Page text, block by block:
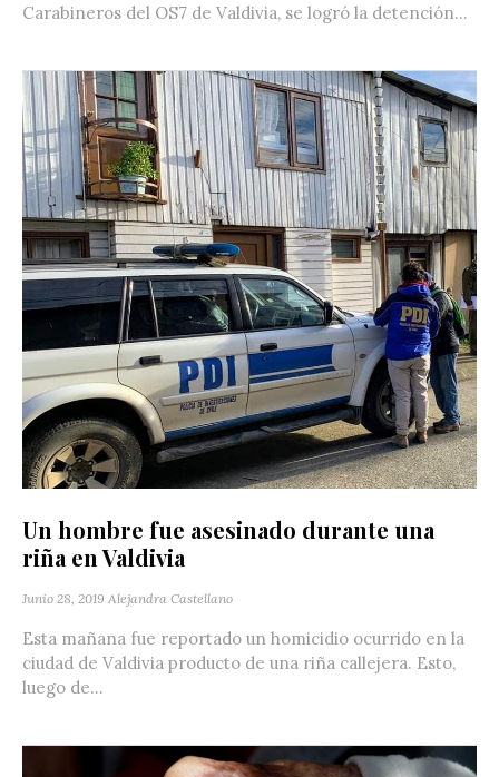
Carabineros del OS7 de Valdivia, se logró la detención...
Un hombre fue asesinado durante una
riña en Valdivia
Junio 28, 2019 Alejandra Castellano
Esta mañana fue reportado un homicidio ocurrido en la
ciudad de Valdivia producto de una riña callejera. Esto,
luego de...